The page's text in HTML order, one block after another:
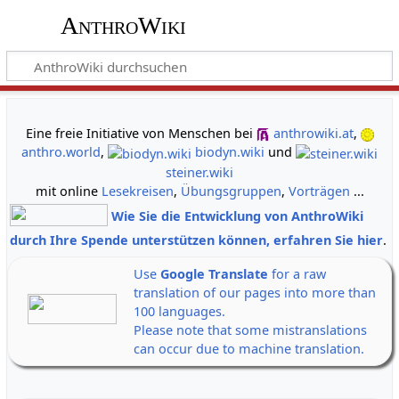
AnthroWiki
Eine freie Initiative von Menschen bei
anthrowiki.at,
anthro.world, biodyn.wiki und
steiner.wiki
mit online Lesekreisen, Übungsgruppen, Vorträgen ...
Wie Sie die Entwicklung von AnthroWiki
durch Ihre Spende unterstützen können, erfahren Sie hier.
Use Google Translate for a raw
translation of our pages into more than
100 languages.
Please note that some mistranslations
can occur due to machine translation.